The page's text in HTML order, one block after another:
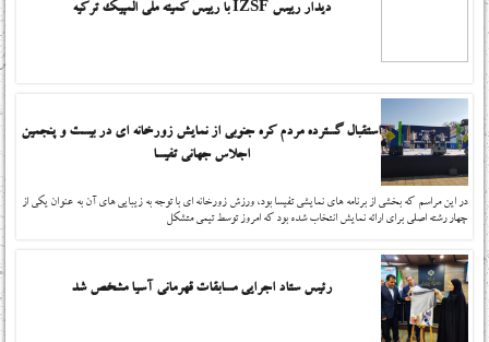
دیدار رییس IZSF با رییس کمیته ملی المپیک ترکیه
استقبال گسترده مردم کره جنوبی از نمایش زورخانه ای در بیست و پنجمین
اجلاس جهانی تفیسا
در این مراسم که بخشی از برنامه های نمایشی تفیسا بود، ورزش زورخانه ای با توجه به زیبایی های آن به عنوان یکی از
چهار رشته اصلی برای ارائه نمایش انتخاب شده بود که امروز توسط تیمی متشکل
رئیس ستاد اجرایی مسابقات قهرمانی آسیا مشخص شد